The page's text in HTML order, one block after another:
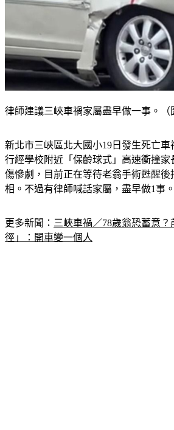
律師建議三峽車禍家屬盡早做一事。（
新北市三峽區北大國小19日發生死亡車
行經學校附近「保齡球式」高速衝撞家
傷慘劇，目前正在等待老翁手術甦醒
相。不過有律師喊話家屬，盡早做1事。
更多新聞： 三峽車禍／78歲翁恐蓄意
徑」：開車變一個人